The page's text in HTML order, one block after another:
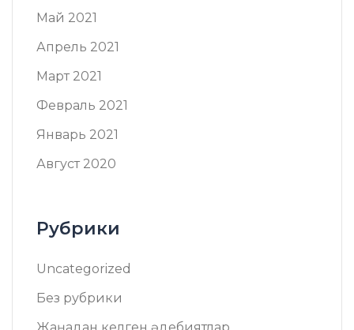
Май 2021
Апрель 2021
Март 2021
Февраль 2021
Январь 2021
Август 2020
Рубрики
Uncategorized
Без рубрики